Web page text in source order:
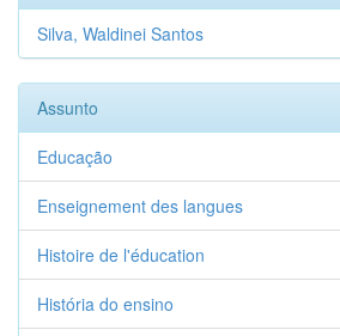
Silva, Waldinei Santos
Assunto
Educação
Enseignement des langues
Histoire de l'éducation
História do ensino